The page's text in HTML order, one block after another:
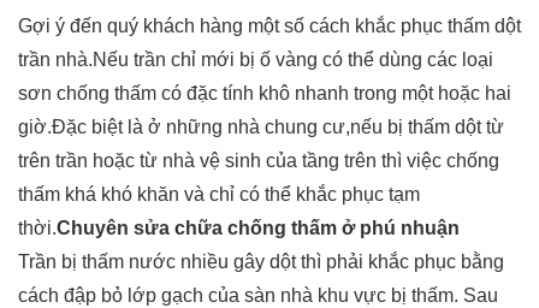
Gợi ý đến quý khách hàng một số cách khắc phục thấm dột
trần nhà.Nếu trần chỉ mới bị ố vàng có thể dùng các loại
sơn chống thấm có đặc tính khô nhanh trong một hoặc hai
giờ.Đặc biệt là ở những nhà chung cư,nếu bị thấm dột từ
trên trần hoặc từ nhà vệ sinh của tầng trên thì việc chống
thấm khá khó khăn và chỉ có thể khắc phục tạm
thời.Chuyên sửa chữa chống thấm ở phú nhuận
Trần bị thấm nước nhiều gây dột thì phải khắc phục bằng
cách đập bỏ lớp gạch của sàn nhà khu vực bị thấm. Sau